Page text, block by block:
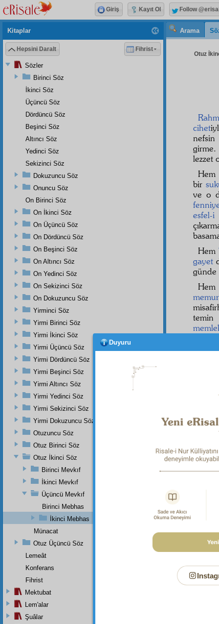
Arama
Otuz
cihet
lezzet
Hem
bir
ve o
esfel-i
Hem
gayet
günde
Hem
memur
temin
bk.
Dipnot-3
bk.
Kitaplar
Hepsini Daralt Fihrist
Sözler
Birinci Söz
İkinci Söz
Üçüncü Söz
Dördüncü Söz
Beşinci Söz
Altıncı Söz
Yedinci Söz
Sekizinci Söz
Dokuzuncu Söz
Onuncu Söz
On Birinci Söz
On İkinci Söz
On Üçüncü Söz
On Dördüncü Söz
On Beşinci Söz
On Altıncı Söz
On Yedinci Söz
On Sekizinci Söz
On Dokuzuncu Söz
Yirminci Söz
Yirmi Birinci Söz
Yirmi İkinci Söz
Yirmi Üçüncü Söz
Yirmi Dördüncü Söz
Yirmi Beşinci Söz
Yirmi Altıncı Söz
Yirmi Yedinci Söz
Yirmi Sekizinci Söz
Yirmi Dokuzuncu Söz
Otuzuncu Söz
Otuz Birinci Söz
Otuz İkinci Söz
Birinci Mevkıf
İkinci Mevkıf
Üçüncü Mevkıf
Birinci Mebhas
İkinci Mebhas
Münacat
Otuz Üçüncü Söz
Lemeât
Konferans
Fihrist
Mektubat
Lem'alar
Şuâlar
Giriş Kayıt Ol Follow
Duyuru